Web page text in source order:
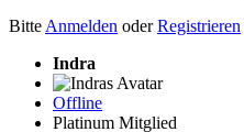
BitteAnmelden oderRegistrieren
Indra
Offline
Platinum Mitglied